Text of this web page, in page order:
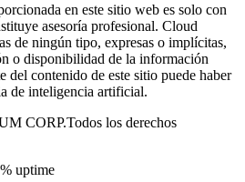
en este sitio web es solo con
asesoría profesional. Cloud
de ningún tipo, expresas o implícitas,
o disponibilidad de la información
del contenido de este sitio puede haber
de inteligencia artificial.
CORP.Todos los derechos
uptime